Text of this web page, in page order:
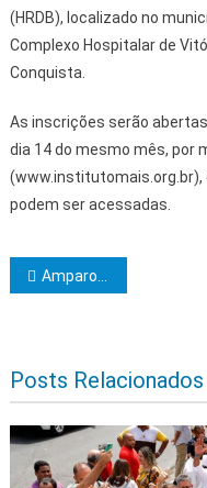
(HRDB), localizado no
Complexo Hospitalar de
Conquista.
As inscrições serão
dia 14 do mesmo mês, por
(www.institutomais.org.br),
podem ser acessadas.
Navegação
Amparo e União empossará nova diretoria
Posts Relacionados